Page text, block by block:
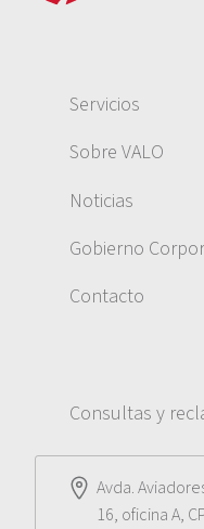
Servicios
Sobre VALO
Noticias
Gobierno
Contacto
Consultas y
Avda.
16, oficina A,